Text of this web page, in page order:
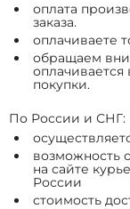
оплата
заказа.
оплачиваете
обращаем
покупки.
По России и СНГ:
возможность
на сайте
России
стоимость